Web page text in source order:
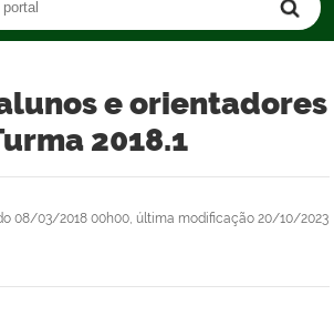
e orientadores
2018.1
08/03/2018 00h00, última modificação 20/10/2023